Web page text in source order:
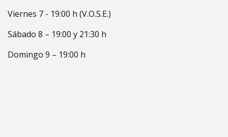
Viernes 7 - 19:00 h (V.O.S.E.)
Sábado 8 – 19:00 y 21:30 h
Domingo 9 – 19:00 h